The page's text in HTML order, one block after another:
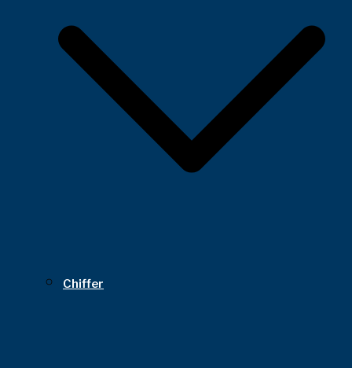
Chiffer